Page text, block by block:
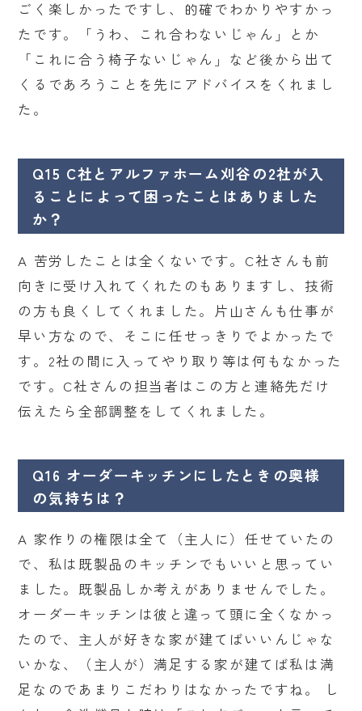
ごく楽しかったですし、的確でわかりやすかっ
たです。「うわ、これ合わないじゃん」とか
「これに合う椅子ないじゃん」など後から出て
くるであろうことを先にアドバイスをくれまし
た。
Q15 C社とアルファホーム刈谷の2社が入
ることによって困ったことはありました
か？
A 苦労したことは全くないです。C社さんも前
向きに受け入れてくれたのもありますし、技術
の方も良くしてくれました。片山さんも仕事が
早い方なので、そこに任せっきりでよかったで
す。2社の間に入ってやり取り等は何もなかった
です。C社さんの担当者はこの方と連絡先だけ
伝えたら全部調整をしてくれました。
Q16 オーダーキッチンにしたときの奥様
の気持ちは？
A 家作りの権限は全て（主人に）任せていたの
で、私は既製品のキッチンでもいいと思ってい
ました。既製品しか考えがありませんでした。
オーダーキッチンは彼と違って頭に全くなかっ
たので、主人が好きな家が建てばいいんじゃな
いかな、（主人が）満足する家が建てば私は満
足なのであまりこだわりはなかったですね。 し